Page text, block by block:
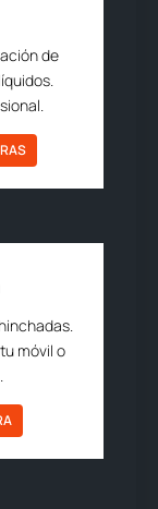
de
móvil o